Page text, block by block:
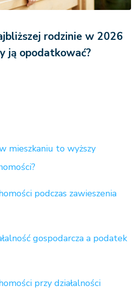
rodzinie w 2026
ją opodatkować?
mieszkaniu to wyższy
podczas zawieszenia
gospodarcza a podatek
przy działalności